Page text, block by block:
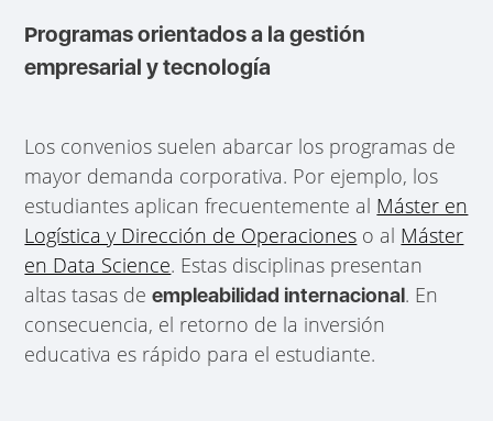
Programas orientados a la gestión
empresarial y tecnología
Los convenios suelen abarcar los programas de
mayor demanda corporativa. Por ejemplo, los
estudiantes aplican frecuentemente al Máster en
Logística y Dirección de Operaciones o al Máster
en Data Science. Estas disciplinas presentan
altas tasas deempleabilidad internacional. En
consecuencia, el retorno de la inversión
educativa es rápido para el estudiante.